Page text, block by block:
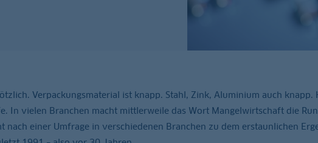
Verpackungsmaterial ist knapp. Stahl, Zink, Aluminium auch knapp.
In vielen Branchen macht mittlerweile das Wort Mangelwirtschaft die
einer Umfrage in verschiedenen Branchen zu dem erstaunlichen